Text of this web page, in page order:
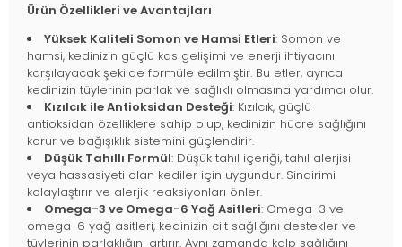
Ürün Özellikleri ve Avantajları
Yüksek Kaliteli Somon ve Hamsi Etleri: Somon ve
hamsi, kedinizin güçlü kas gelişimi ve enerji ihtiyacını
karşılayacak şekilde formüle edilmiştir. Bu etler, ayrıca
kedinizin tüylerinin parlak ve sağlıklı olmasına yardımcı olur.
Kızılcık ile Antioksidan Desteği: Kızılcık, güçlü
antioksidan özelliklere sahip olup, kedinizin hücre sağlığını
korur ve bağışıklık sistemini güçlendirir.
Düşük Tahıllı Formül: Düşük tahıl içeriği, tahıl alerjisi
veya hassasiyeti olan kediler için uygundur. Sindirimi
kolaylaştırır ve alerjik reaksiyonları önler.
Omega-3 ve Omega-6 Yağ Asitleri: Omega-3 ve
omega-6 yağ asitleri, kedinizin cilt sağlığını destekler ve
tüylerinin parlaklığını artırır. Aynı zamanda kalp sağlığını